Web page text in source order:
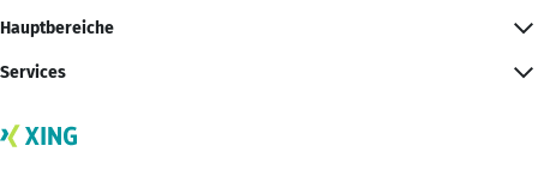
Hauptbereiche
Services